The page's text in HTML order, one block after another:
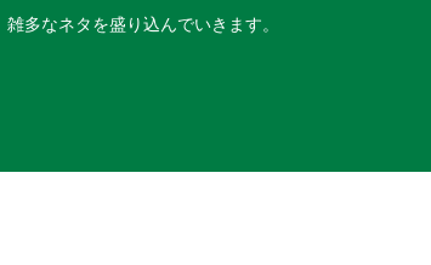
多なネタを盛り込んでいきます。